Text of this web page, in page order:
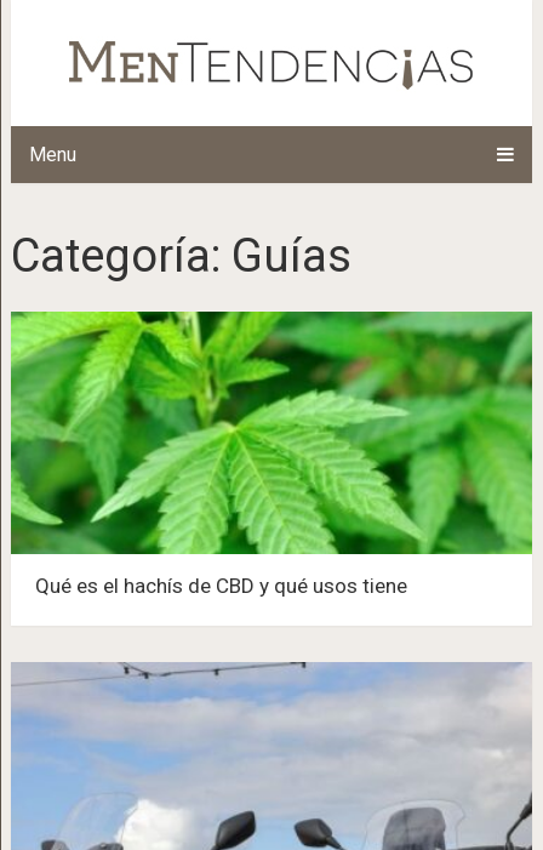
Menu
Categoría: Guías
Qué es el hachís de CBD y qué usos tiene